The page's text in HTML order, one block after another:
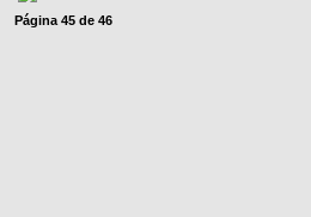
Página 45 de 46